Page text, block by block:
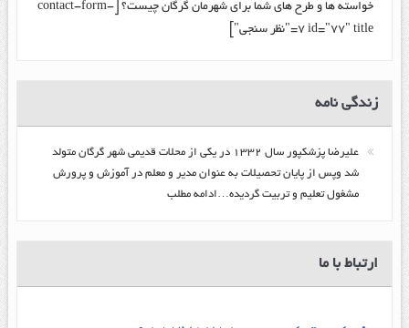
خواسته ها و طرح های شما برای شهرمان گرگان چیست؟ [contact-form-
7 id="77" title="نظر سنجی"]
زندگي نامه
عليرضا پزشكپور سال ۱۳۳۲ در یکی از محلات قدیمی شهر گرگان متولد
شد وپس از پایان تحصیلات به عنوان مدیر و معلم در آموزش و پرورش
مشغول تعلیم و تربیت گرديده…ادامه مطلب
ارتباط با ما